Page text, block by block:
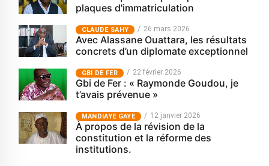
plaques d'immatriculation
CLAUDE SAHY 26 mars 2026
Avec Alassane Ouattara, les résultats
concrets d’un diplomate exceptionnel
GBI DE FER 22 février 2026
Gbi de Fer : « Raymonde Goudou, je
t’avais prévenue »
MANDIAYE GAYE 12 janvier 2026
À propos de la révision de la
constitution et la réforme des
institutions.